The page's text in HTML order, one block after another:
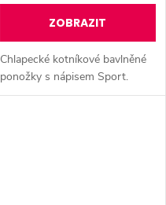
ZOBRAZIT
Chlapecké kotníkové bavlněné
ponožky s nápisem Sport.